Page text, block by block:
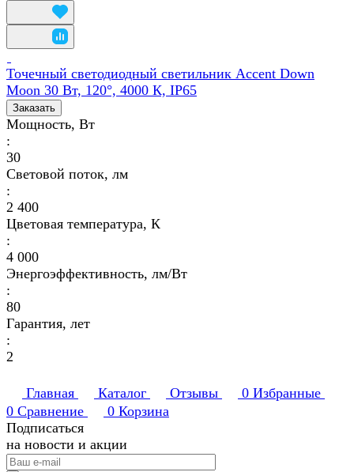
Точечный светодиодный светильник Accent Down
Moon 30 Вт, 120°, 4000 К, IP65
Заказать
Мощность, Вт
:
30
Световой поток, лм
:
2 400
Цветовая температура, К
:
4 000
Энергоэффективность, лм/Вт
:
80
Гарантия, лет
:
2
Главная Каталог Отзывы 0 Избранные
0 Сравнение 0 Корзина
Подписаться
на новости и акции